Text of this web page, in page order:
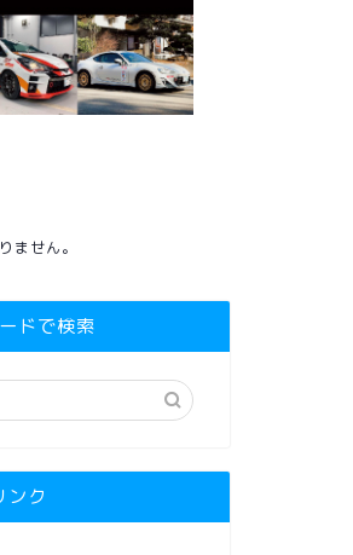
ません。
ドで検索
ンク